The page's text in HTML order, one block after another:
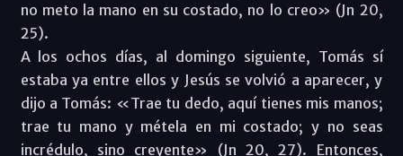
no meto la mano en su costado, no lo creo» (Jn 20,
25).
A los ochos días, al domingo siguiente, Tomás sí
estaba ya entre ellos y Jesús se volvió a aparecer, y
dijo a Tomás: «Trae tu dedo, aquí tienes mis manos;
trae tu mano y métela en mi costado; y no seas
incrédulo, sino creyente» (Jn 20, 27). Entonces,